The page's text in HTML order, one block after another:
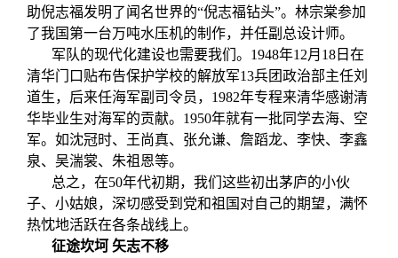
助倪志福发明了闻名世界的“倪志福钻头”。林宗棠参加
了我国第一台万吨水压机的制作，并任副总设计师。
军队的现代化建设也需要我们。1948年12月18日在
清华门口贴布告保护学校的解放军13兵团政治部主任刘
道生，后来任海军副司令员，1982年专程来清华感谢清
华毕业生对海军的贡献。1950年就有一批同学去海、空
军。如沈冠时、王尚真、张允谦、詹蹈龙、李快、李鑫
泉、吴湍裳、朱祖恩等。
总之，在50年代初期，我们这些初出茅庐的小伙
子、小姑娘，深切感受到党和祖国对自己的期望，满怀
热忱地活跃在各条战线上。
征途坎坷 矢志不移